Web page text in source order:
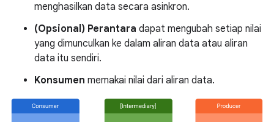
menghasilkan data secara asinkron.
(Opsional) Perantara dapat mengubah setiap nilai
yang dimunculkan ke dalam aliran data atau aliran
data itu sendiri.
Konsumen memakai nilai dari aliran data.